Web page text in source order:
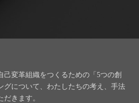
己変革組織をつくるための「5つの創
について、 わたしたちの考え、手法
きます。